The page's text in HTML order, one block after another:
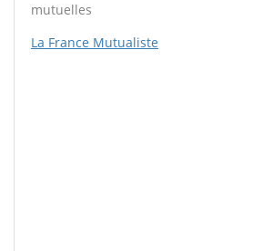
mutuelles
La France Mutualiste